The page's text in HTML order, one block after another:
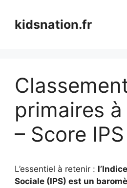
contenukidsnation.fr
primaires
– Score
L’essentiel à retenir :
Sociale (IPS) est un